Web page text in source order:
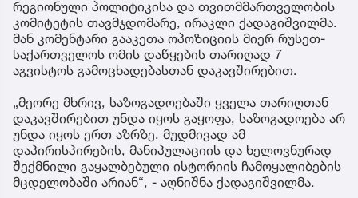
რეგიონული პოლიტიკისა და თვითმმართველობის
კომიტეტის თავმჯდომარე, ირაკლი ქადაგიშვილმა.
მან კომენტარი გააკეთა ოპოზიციის მიერ რუსეთ-
საქართველოს ომის დაწყების თარიღად 7
აგვისტოს გამოცხადებასთან დაკავშირებით.
„მეორე მხრივ, საზოგადოებაში ყველა თარიღთან
დაკავშირებით უნდა იყოს გაყოფა, საზოგადოება არ
უნდა იყოს ერთ აზრზე. მუდმივად ამ
დაპირისპირების, მანიპულაციის და ხელოვნურად
შექმნილი გაყალბებული ისტორიის ჩამოყალიბების
მცდელობაში არიან“, - აღნიშნა ქადაგიშვილმა.